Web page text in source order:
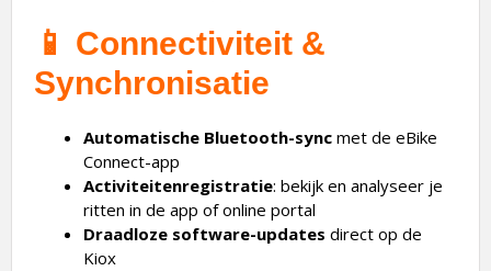
📱 Connectiviteit &
Synchronisatie
Automatische Bluetooth-sync met de eBike
Connect-app
Activiteitenregistratie: bekijk en analyseer je
ritten in de app of online portal
Draadloze software-updates direct op de
Kiox